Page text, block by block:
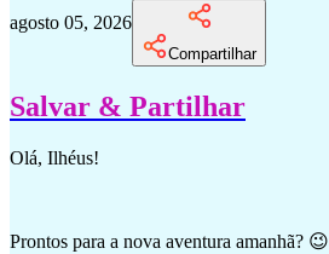
agosto 05, 2026
Compartilhar
Salvar & Partilhar
Olá, Ilhéus!
Prontos para a nova aventura amanhã? 😉